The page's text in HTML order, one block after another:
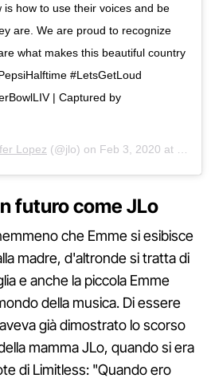
how to use their voices and be
are. We are proud to recognize
what makes this beautiful country
#LetsGetLoud
| Captured by
Lopez (@jlo) on Feb 3, 2020 at 5:36pm PST
futuro come JLo
che Emme si esibisce
madre, d'altronde si tratta di
e anche la piccola Emme
della musica. Di essere
già dimostrato lo scorso
mamma JLo, quando si era
di Limitless: "Quando ero